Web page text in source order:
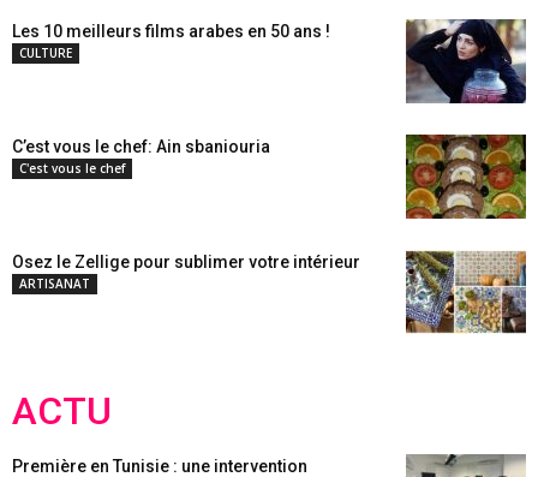
Les 10 meilleurs films arabes en 50 ans !
CULTURE
C’est vous le chef: Ain sbaniouria
C'est vous le chef
Osez le Zellige pour sublimer votre intérieur
ARTISANAT
ACTU
Première en Tunisie : une intervention